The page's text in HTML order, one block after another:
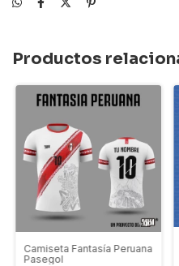
Productos
Camiseta Fantasía Peruana
Pasegol